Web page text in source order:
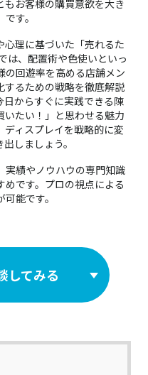
お客様の購買意欲を大き
す。
心理に基づいた「売れるた
は、配置術や色使いといっ
の回遊率を高める店舗メン
するための戦略を徹底解説
日からすぐに実践できる陳
いたい！」と思わせる魅力
ディスプレイを戦略的に変
しましょう。
実績やノウハウの専門知識
です。プロの視点による
能です。
してみる